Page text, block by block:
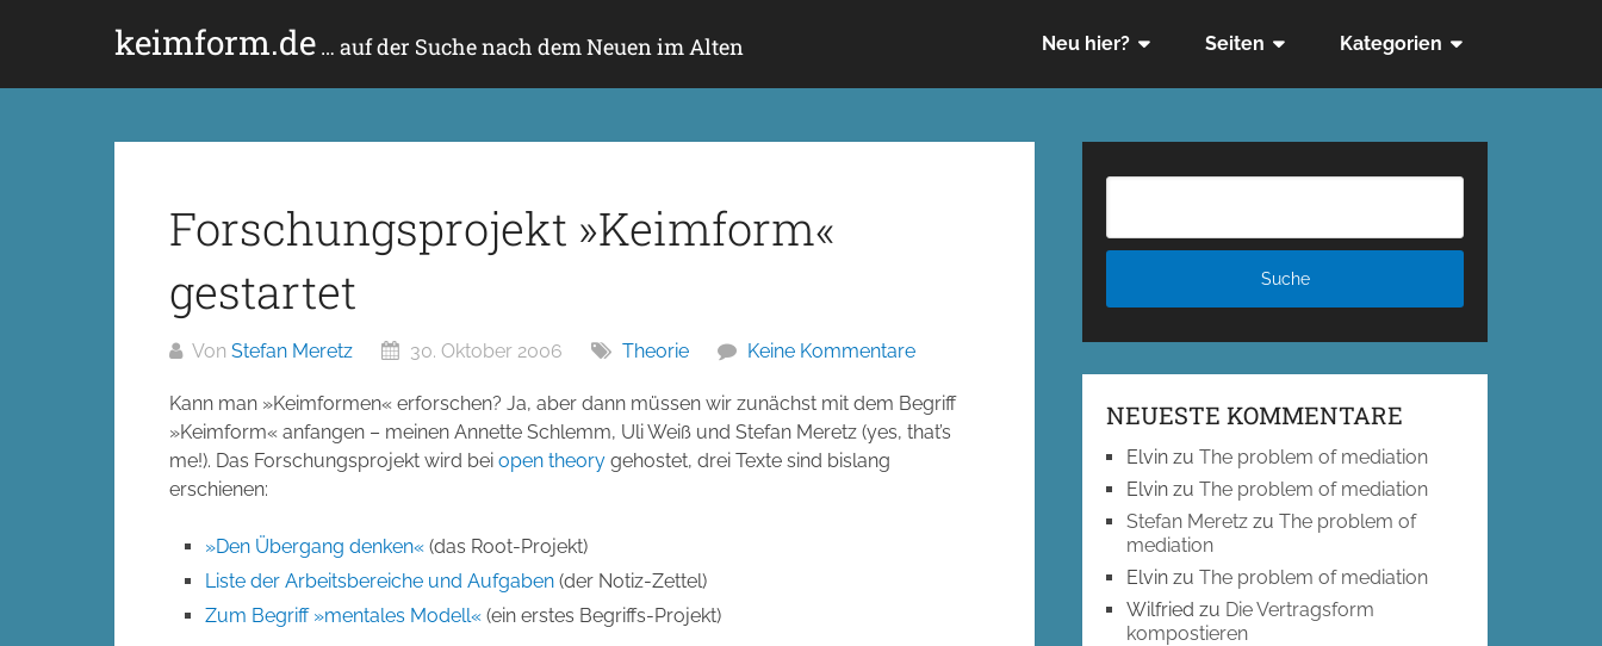
keimform.de … auf der Suche nach dem Neuen im Alten Neu hier? Seiten Kategorien
Forschungsprojekt »Keimform«
gestartet
Von Stefan Meretz 30. Oktober 2006 Theorie Keine Kommentare
Kann man »Keimformen« erforschen? Ja, aber dann müssen wir zunächst mit dem Begriff
»Keimform« anfangen – meinen Annette Schlemm, Uli Weiß und Stefan Meretz (yes, that’s
me!). Das Forschungsprojekt wird bei open theory gehostet, drei Texte sind bislang
erschienen:
»Den Übergang denken« (das Root-Projekt)
Liste der Arbeitsbereiche und Aufgaben (der Notiz-Zettel)
Zum Begriff »mentales Modell« (ein erstes Begriffs-Projekt)
NEUESTE KOMMENTARE
Elvin zuThe problem of mediation
Elvin zuThe problem of mediation
Stefan Meretz zuThe problem of
mediation
Elvin zuThe problem of mediation
Wilfried zu Die Vertragsform
kompostieren